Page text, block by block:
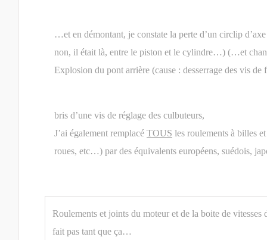
…et en démontant, je constate la perte d’un circlip
non, il était là, entre le piston et le cylindre…) (…et
Explosion du pont arrière (cause : desserrage des vis
bris d’une vis de réglage des culbuteurs,
J’ai également remplacé TOUS les roulements à billes
roues, etc…) par des équivalents européens, suédois,
Roulements et joints du moteur et de la boite de
fait pas tant que ça…